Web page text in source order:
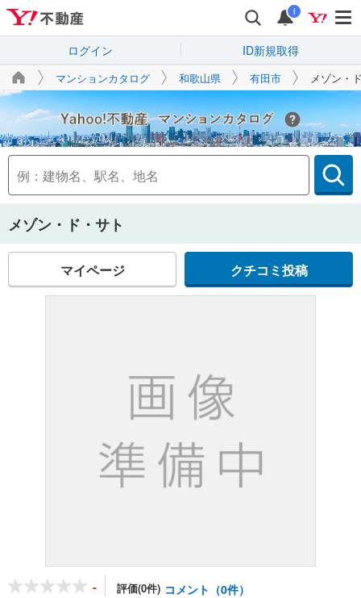
i
ログイン ID新規取得
マンションカタログ 和歌山県 有田市 メゾン・
Yahoo!不動産
メゾン・ド・サト
マイページ クチコミ投稿
- 評価(0件) コメント（0件）